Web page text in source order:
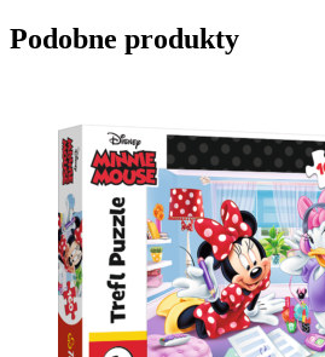
Podobne produkty